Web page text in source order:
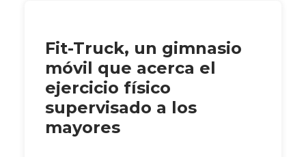
Fit-Truck, un gimnasio
móvil que acerca el
ejercicio físico
supervisado a los
mayores